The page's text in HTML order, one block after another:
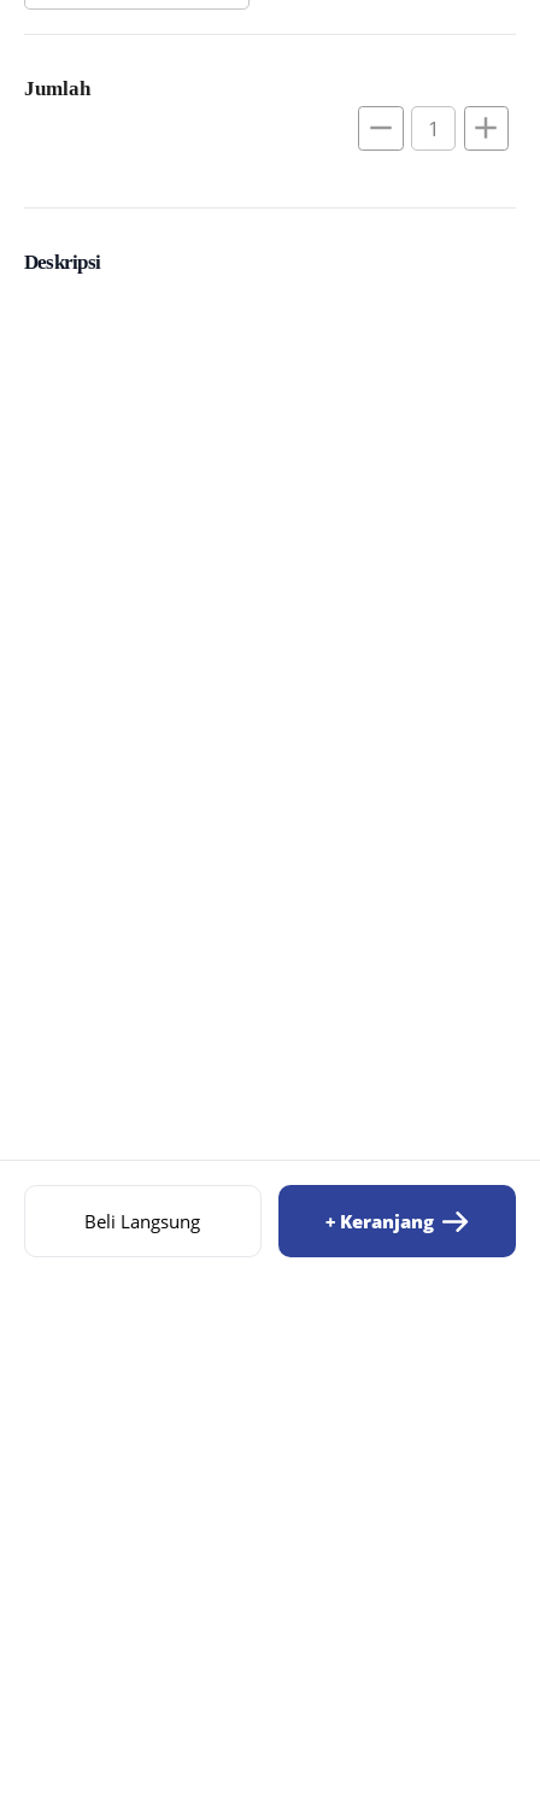
Jumlah
remove add
Beli Langsung + Keranjang
Deskripsi